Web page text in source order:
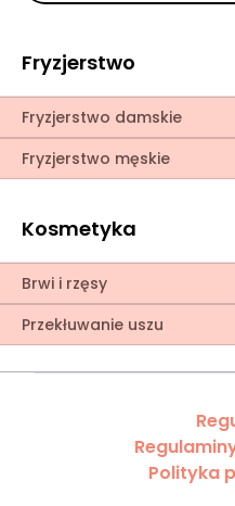
Fryzjerstwo
Fryzjerstwo damskie
Fryzjerstwo męskie
Kosmetyka
Brwi i rzęsy
Przekłuwanie uszu
Polityka